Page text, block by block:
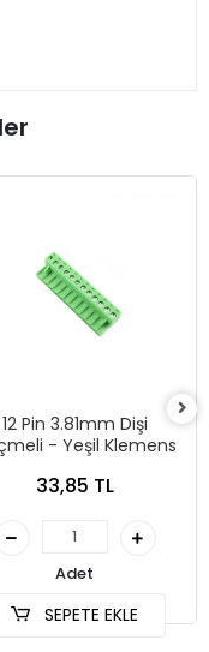
12 Pin 3.81mm Dişi
- Yeşil Klemens
33,85 TL
Adet
SEPETE EKLE